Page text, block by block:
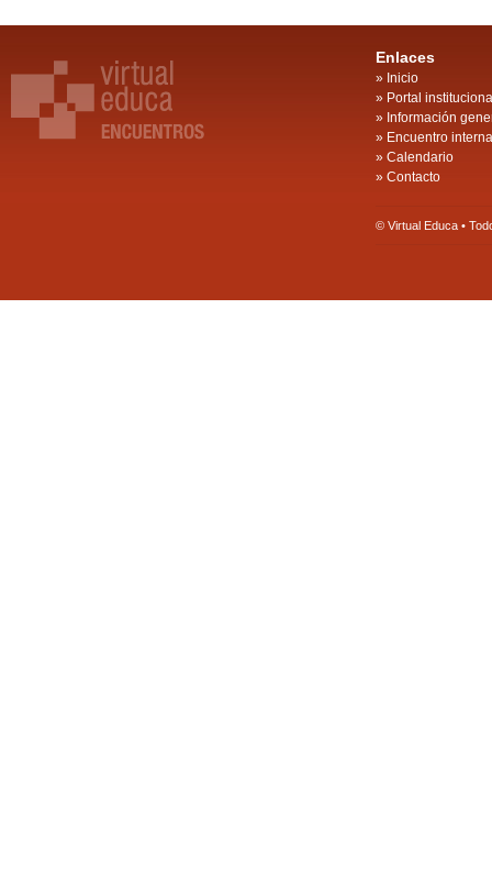
Enlaces
» Inicio
» Portal
» Información
» Encuentro
» Calendario
» Contacto
© Virtual Educa •